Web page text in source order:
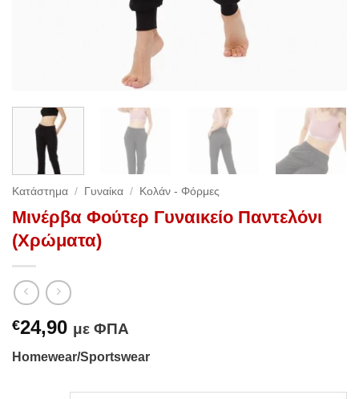
Κατάστημα / Γυναίκα / Κολάν - Φόρμες
Μινέρβα Φούτερ Γυναικείο Παντελόνι
(Χρώματα)
€24,90 με ΦΠΑ
Homewear/Sportswear